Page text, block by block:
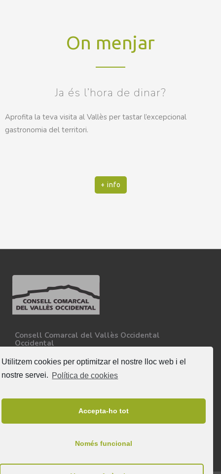
Utilitzem cookies per optimitzar el nostre lloc web i el
nostre servei. Política de cookies
Accepta-ho tot
Només funcional
On menjar
Ja és l’hora de dinar?
Aprofita la teva visita al Vallès per tastar l’excepcional
gastronomia del territori.
+ info
Consell Comarcal del Vallès Occidental
Occidental
08227 - Terrassa
Tel. 93 727 35 34